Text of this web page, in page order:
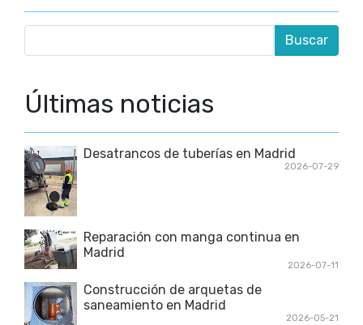
Últimas noticias
Desatrancos de tuberías en Madrid
2026-07-29
Reparación con manga continua en
Madrid
2026-07-11
Construcción de arquetas de
saneamiento en Madrid
2026-05-21